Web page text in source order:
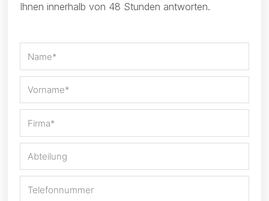
Ihnen innerhalb von 48 Stunden antworten.